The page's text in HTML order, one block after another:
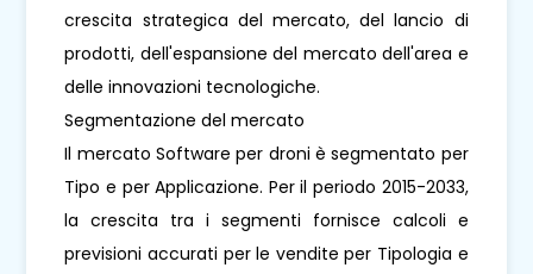
crescita strategica del mercato, del lancio di
prodotti, dell'espansione del mercato dell'area e
delle innovazioni tecnologiche.
Segmentazione del mercato
Il mercato Software per droni è segmentato per
Tipo e per Applicazione. Per il periodo 2015-2033,
la crescita tra i segmenti fornisce calcoli e
previsioni accurati per le vendite per Tipologia e